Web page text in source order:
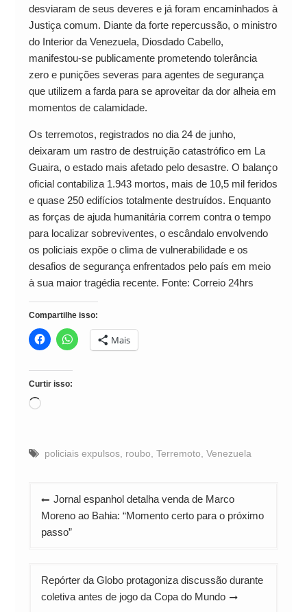
desviaram de seus deveres e já foram encaminhados à
Justiça comum. Diante da forte repercussão, o ministro
do Interior da Venezuela, Diosdado Cabello,
manifestou-se publicamente prometendo tolerância
zero e punições severas para agentes de segurança
que utilizem a farda para se aproveitar da dor alheia em
momentos de calamidade.
Os terremotos, registrados no dia 24 de junho,
deixaram um rastro de destruição catastrófico em La
Guaira, o estado mais afetado pelo desastre. O balanço
oficial contabiliza 1.943 mortos, mais de 10,5 mil feridos
e quase 250 edifícios totalmente destruídos. Enquanto
as forças de ajuda humanitária correm contra o tempo
para localizar sobreviventes, o escândalo envolvendo
os policiais expõe o clima de vulnerabilidade e os
desafios de segurança enfrentados pelo país em meio
à sua maior tragédia recente. Fonte: Correio 24hrs
Compartilhe isso:
Mais
Curtir isso:
Carregando...
policiais expulsos, roubo, Terremoto, Venezuela
Navegação
de
Post
Jornal espanhol detalha venda de Marco
Moreno ao Bahia: “Momento certo para o próximo
passo”
Repórter da Globo protagoniza discussão durante
coletiva antes de jogo da Copa do Mundo